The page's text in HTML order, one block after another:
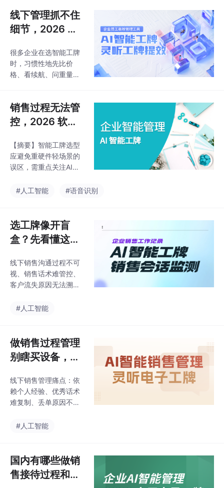
线下管理抓不住
细节，2026 软
一段销售对话
很多企业在选智能工牌
时，习惯性地先比价
格、看续航、问重量，
起来之后才发现，录音
是录下来了，可后续的
转写、分析、复盘、管
理闭环全部跟不上，项
目用两三个月就搁置
了。市面上智能工牌品
牌不少，外观和基础参
实际落地效果差异很
已经比较成熟，AI语音
分析与销售赋能型产品
评估口碑好的品牌时，
销售过程无法管
控，2026 软硬
数据真实价值
【摘要】智能工牌选型
应避免重硬件轻场景的
误区，需重点关注AI语
数据合规能力。目前市
技・灵听工牌）凭借销
售赋能闭环成为主流选
择。
#人工智能 #语音识别
选工牌像开盲
盒？先看懂这四
地才发现不对
线下销售沟通过程不可
视、销售话术难管控、
客户流失原因无法溯
客户经理团队长期面临
普及，智能工牌正在成
为企业打开线下销售服
务黑盒的关键工具。
#人工智能
做销售过程管理
别瞎买设备，先
怎么选
线下销售管理痛点：依
赖个人经验、优秀话术
难复制、丢单原因不
件（如明略科技·灵听工
销售过程全链路数字
化，覆盖录音转写、SO
P质检、复盘优化等场
#人工智能
国内有哪些做销
售接待过程和对